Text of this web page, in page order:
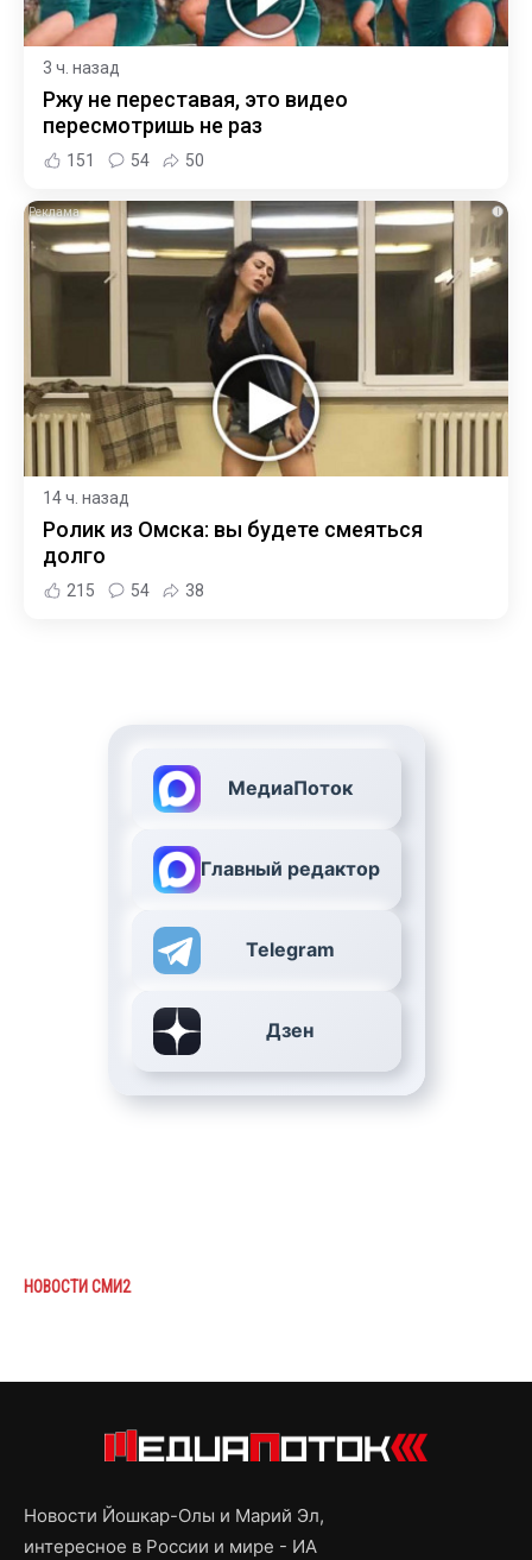
3 ч. назад
Ржу не переставая, это видео
пересмотришь не раз
151 54 50
i
14 ч. назад
Ролик из Омска: вы будете смеяться
долго
215 54 38
МедиаПоток
Главный редактор
Telegram
Дзен
НОВОСТИ СМИ2
Новости Йошкар-Олы и Марий Эл,
интересное в России и мире - ИА